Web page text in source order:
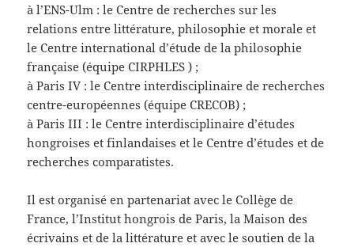
à l’ENS-Ulm : le Centre de recherches sur les
relations entre littérature, philosophie et morale et
le Centre international d’étude de la philosophie
française (équipe CIRPHLES ) ;
à Paris IV : le Centre interdisciplinaire de recherches
centre-européennes (équipe CRECOB) ;
à Paris III : le Centre interdisciplinaire d’études
hongroises et finlandaises et le Centre d’études et de
recherches comparatistes.
Il est organisé en partenariat avec le Collège de
France, l’Institut hongrois de Paris, la Maison des
écrivains et de la littérature et avec le soutien de la